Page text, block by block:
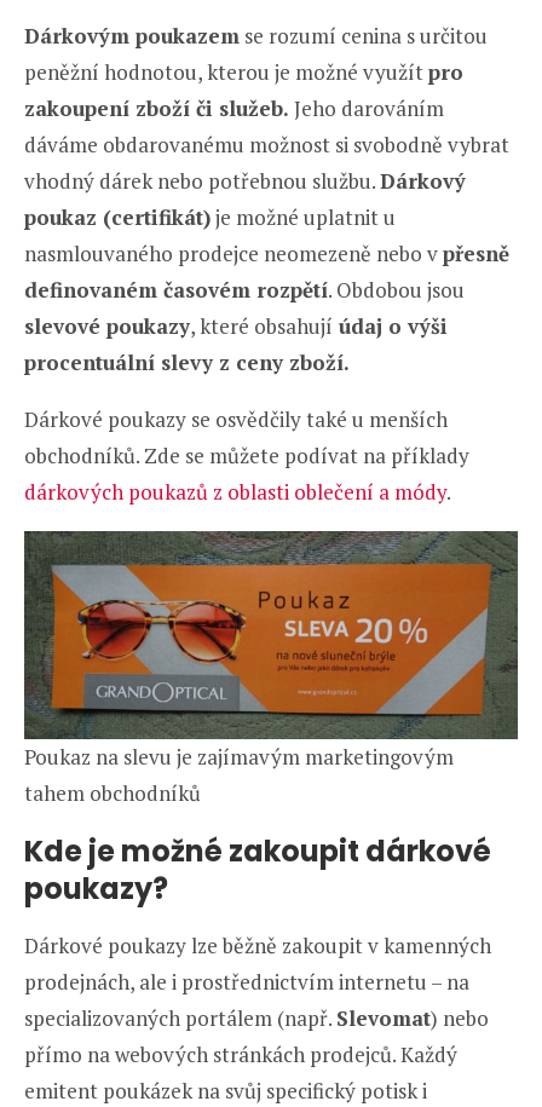
Dárkovým poukazem se rozumí cenina s určitou
peněžní hodnotou, kterou je možné využítpro
zakoupení zboží či služeb. Jeho darováním
dáváme obdarovanému možnost si svobodně vybrat
vhodný dárek nebo potřebnou službu.Dárkový
poukaz (certifikát)je možné uplatnit u
nasmlouvaného prodejce neomezeně nebo vpřesně
definovaném časovém rozpětí. Obdobou jsou
slevové poukazy, které obsahují údaj o výši
procentuální slevy z ceny zboží.
Dárkové poukazy se osvědčily také u menších
obchodníků. Zde se můžete podívat na příklady
dárkových poukazů z oblasti oblečení a módy.
Poukaz na slevu je zajímavým marketingovým
tahem obchodníků
Kde je možné zakoupit dárkové
poukazy?
Dárkové poukazy lze běžně zakoupit v kamenných
prodejnách, ale i prostřednictvím internetu – na
specializovaných portálem (např. Slevomat) nebo
přímo na webových stránkách prodejců. Každý
emitent poukázek na svůj specifický potisk i